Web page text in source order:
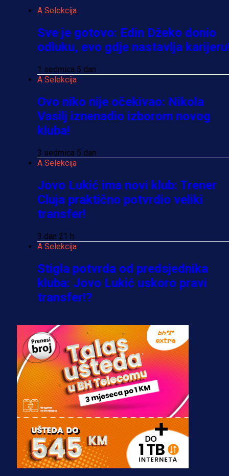
A Selekcija
Sve je gotovo: Edin Džeko donio
odluku, evo gdje nastavlja
1 sedmica 5 dan
A Selekcija
Ovo niko nije očekivao: Nikola
Vasilj iznenadio izborom novog
kluba!
3 sedmica 5 dan
A Selekcija
Jovo Lukić ima novi klub: Trener
Cluja praktično potvrdio veliki
transfer!
3 dan 21 h
A Selekcija
Stigla potvrda od predsjednika
kluba: Jovo Lukić uskoro pravi
transfer!?
A Selekcija
Zmajevi dobili veliko pojačanje:
Fudbaler Olympiacosa želi obući
dres BiH!
3 sedmica 4 dan
Premijer liga BiH
Misimović priveden: SIPA ga tereti
za pranje novca, pretresaju
prostorije FK Borac!